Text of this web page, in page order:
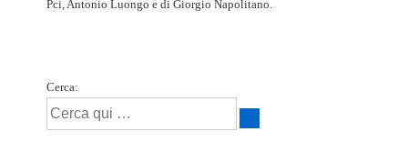
Pci, Antonio Luongo e di Giorgio Napolitano.
Cerca: